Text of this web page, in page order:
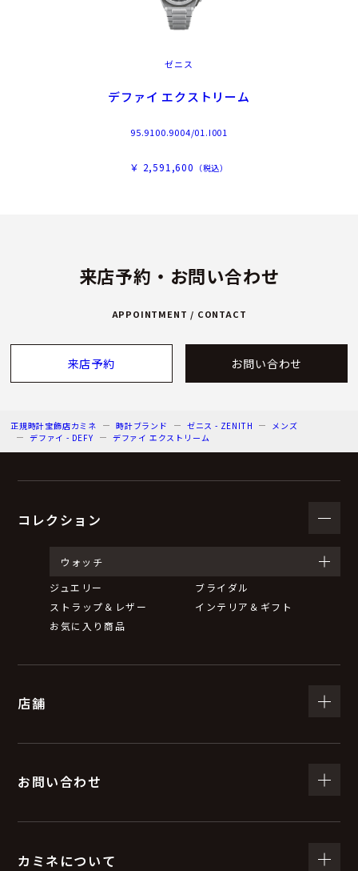
ゼニス
デファイ エクストリーム
95.9100.9004/01.I001
￥ 2,591,600 （税込）
来店予約・お問い合わせ
APPOINTMENT / CONTACT
来店予約 お問い合わせ
正規時計宝飾店カミネ 時計ブランド ゼニス - ZENITH
メンズ
デファイ - DEFY
デファイ エクストリーム
コレクション
ウォッチ
ジュエリー
ブライダル
ストラップ＆レザー
インテリア＆ギフト
お気に入り商品
店舗
お問い合わせ
カミネについて